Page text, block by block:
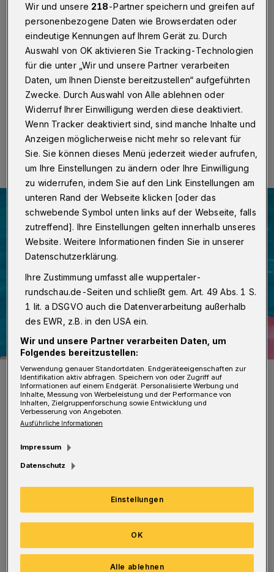
Wuppertal· Im Wuppertaler Cinema (Berliner Straße
88) ist am Samstag (15. Januar 2022) ab 19:15 Uhr
der Film „Pleasure“ zu sehen. Im Anschluss können die
Gäste per WhatsApp ihre Fragen an Regisseurin Ninja
Thyberg und Hauptdarstellerin Sofia Kappel stellen.
13.01.2022 , 10:00 Uhr Eine Minute Lesezeit
Das Filmplaket.
Foto: Weltkino Filmverleih GmbH
Die 19-jährige Linnéa verlässt ihre
Angeles, um als „Bella Cherry“ der nächste
große Pornostar zu werden. Doch der Weg
dahin ist steiniger als erwartet. Zwar erhält
sie schnell erste Aufträge, aber das Business
Wir und unsere 218-Partner speichern und greifen auf
personenbezogene Daten wie Browserdaten oder
eindeutige Kennungen auf Ihrem Gerät zu. Durch
Auswahl von OK aktivieren Sie Tracking-Technologien
für die unter „Wir und unsere Partner verarbeiten
Daten, um Ihnen Dienste bereitzustellen“ aufgeführten
Zwecke. Durch Auswahl von Alle ablehnen oder
Widerruf Ihrer Einwilligung werden diese deaktiviert.
Wenn Tracker deaktiviert sind, sind manche Inhalte und
Anzeigen möglicherweise nicht mehr so relevant für
Sie. Sie können dieses Menü jederzeit wieder aufrufen,
um Ihre Einstellungen zu ändern oder Ihre Einwilligung
zu widerrufen, indem Sie auf den Link Einstellungen am
unteren Rand der Webseite klicken [oder das
schwebende Symbol unten links auf der Webseite, falls
zutreffend]. Ihre Einstellungen gelten innerhalb unseres
Website. Weitere Informationen finden Sie in unserer
Datenschutzerklärung.
Ihre Zustimmung umfasst alle wuppertaler-
rundschau.de-Seiten und schließt gem. Art. 49 Abs. 1 S.
1 lit. a DSGVO auch die Datenverarbeitung außerhalb
des EWR, z.B. in den USA ein.
Wir und unsere Partner verarbeiten Daten, um
Folgendes bereitzustellen:
Verwendung genauer Standortdaten. Endgeräteeigenschaften zur
Identifikation aktiv abfragen. Speichern von oder Zugriff auf
Informationen auf einem Endgerät. Personalisierte Werbung und
Inhalte, Messung von Werbeleistung und der Performance von
Inhalten, Zielgruppenforschung sowie Entwicklung und
Verbesserung von Angeboten.
Ausführliche Informationen
Impressum
Datenschutz
Einstellungen
Alle ablehnen
OK